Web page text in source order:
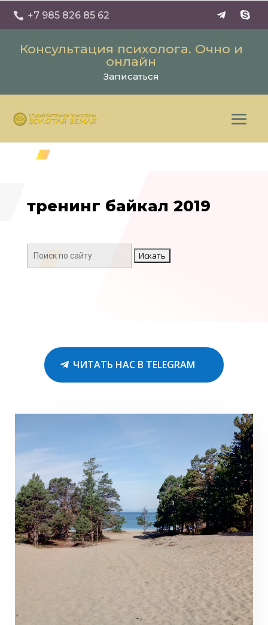
 +7 985 826 85 62
Консультация психолога. Очно и
онлайн
Записаться
тренинг байкал 2019
Поиск:
ЧИТАТЬ НАС В TELEGRAM